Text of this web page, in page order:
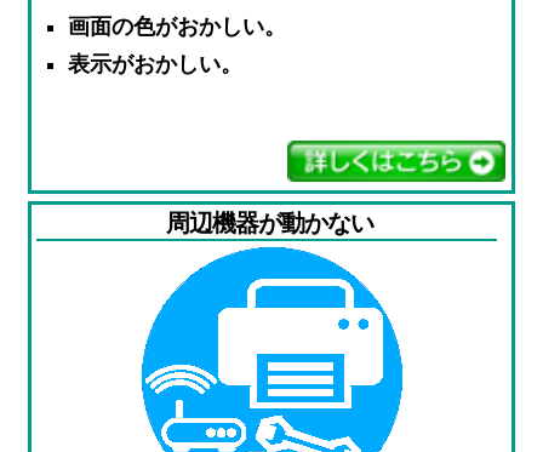
画面の色がおかしい。
表示がおかしい。
周辺機器が動かない